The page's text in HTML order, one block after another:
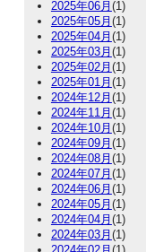
2025年06月(1)
2025年05月(1)
2025年04月(1)
2025年03月(1)
2025年02月(1)
2025年01月(1)
2024年12月(1)
2024年11月(1)
2024年10月(1)
2024年09月(1)
2024年08月(1)
2024年07月(1)
2024年06月(1)
2024年05月(1)
2024年04月(1)
2024年03月(1)